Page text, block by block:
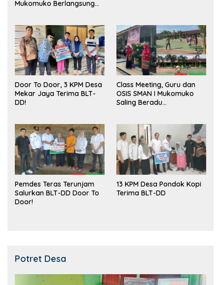
Mukomuko Berlangsung
Door To Door, 3 KPM Desa
Mekar Jaya Terima BLT-
DD!
Class Meeting, Guru dan
OSIS SMAN I Mukomuko
Saling Beradu
Pemdes Teras Terunjam
Salurkan BLT-DD Door To
Door!
13 KPM Desa Pondok Kopi
Terima BLT-DD
Potret Desa